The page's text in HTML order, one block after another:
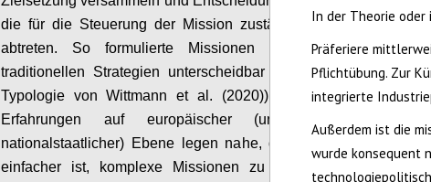
die für die Steuerung der Mission zuständige Institution
abtreten. So formulierte Missionen sind nicht von
traditionellen Strategien unterscheidbar (siehe dazu die
Typologie von Wittmann et al. (2020)). Die bisherigen
Erfahrungen auf europäischer (und auch auf
nationalstaatlicher) Ebene legen nahe, dass es deutlich
einfacher ist, komplexe Missionen zu formulieren, als
In der Theorie oder
Präferiere
Pflichtübung. Zur
integrierte
Außerdem ist die
wurde konsequent